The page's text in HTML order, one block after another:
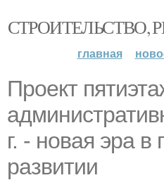
СТРОИТЕЛЬСТВО,
главная
Проект
г. - новая эра в
развитии